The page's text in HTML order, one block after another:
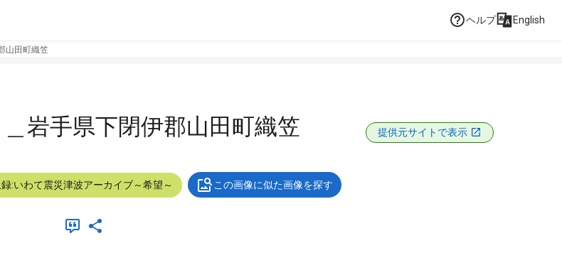
ヘルプ English
山田町織笠
岩手県下閉伊郡山田町織笠 提供元サイトで表示
録:いわて震災津波アーカイブ～希望～ この画像に似た画像を探す